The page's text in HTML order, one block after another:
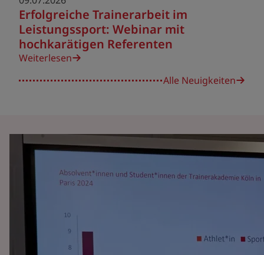
Erfolgreiche Trainerarbeit im
Leistungssport: Webinar mit
hochkarätigen Referenten
Weiterlesen
Alle Neuigkeiten